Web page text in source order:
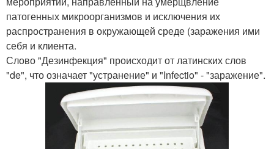
патогенных микроорганизмов и исключения их
распространения в окружающей среде (заражения ими
себя и клиента.
Слово "Дезинфекция" происходит от латинских слов
"de", что означает "устранение" и "Infectio" - "заражение".